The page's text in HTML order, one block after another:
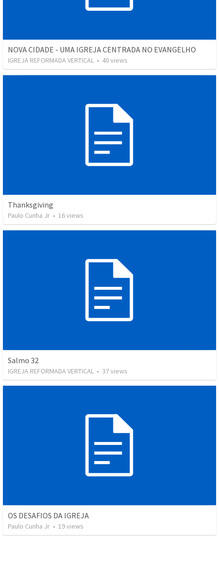
NOVA CIDADE - UMA IGREJA CENTRADA NO EVANGELHO
IGREJA REFORMADA VERTICAL • 40views
Thanksgiving
Paulo Cunha Jr • 16views
Salmo 32
IGREJA REFORMADA VERTICAL • 37views
OS DESAFIOS DA IGREJA
Paulo Cunha Jr • 19views